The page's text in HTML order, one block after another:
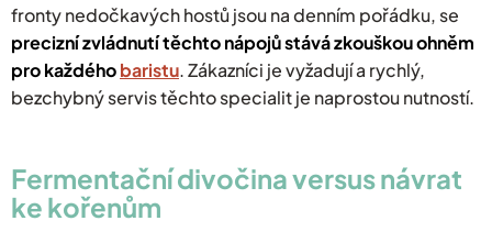
fronty nedočkavých hostů jsou na denním pořádku, se
precizní zvládnutí těchto nápojů stávázkouškou ohněm
pro každéhobaristu. Zákazníci je vyžadují a rychlý,
bezchybný servis těchto specialit je naprostou nutností.
​Fermentační divočina versus návrat
ke kořenům